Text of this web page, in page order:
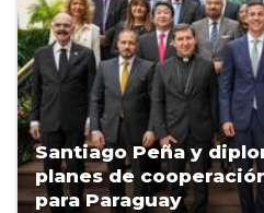
Santiago Peña y
planes de
para Paraguay